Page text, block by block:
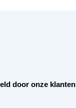
door onze klanten